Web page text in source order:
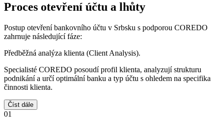
Proces otevření účtu a lhůty
Postup otevření bankovního účtu v Srbsku s podporou COREDO
zahrnuje následující fáze:
Předběžná analýza klienta (Client Analysis).
Specialisté COREDO posoudí profil klienta, analyzují strukturu
podnikání a určí optimální banku a typ účtu s ohledem na specifika
činnosti klienta.
Číst dále
01